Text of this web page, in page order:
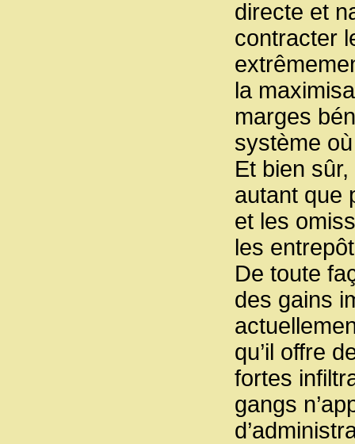
directe et
contracter
la
marges
système
Et bien
autant que
et les
les
De toute
des gains
qu’il offre
fortes
gangs